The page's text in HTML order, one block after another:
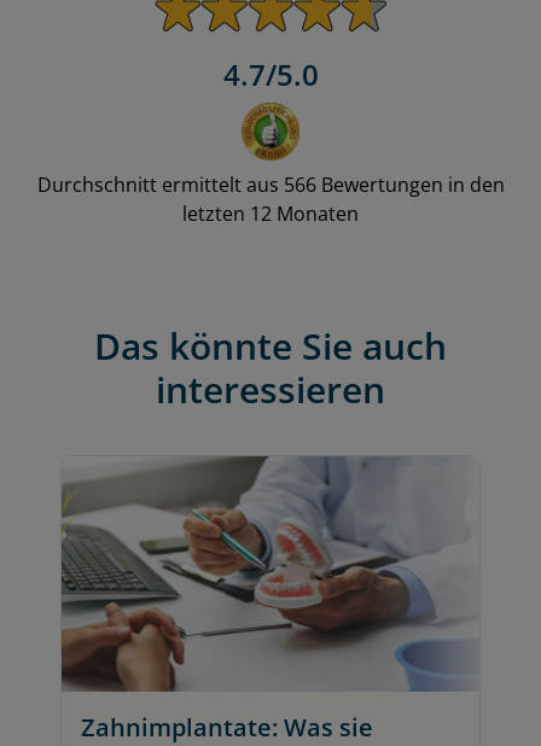
4.7/5.0
Durchschnitt ermittelt aus 566 Bewertungen in den
letzten 12 Monaten
Das könnte Sie auch
interessieren
Zahnimplantate: Was sie